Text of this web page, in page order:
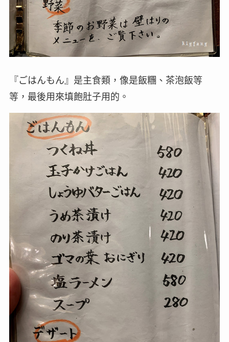
『ごはんもん』是主食類，像是飯糰、茶泡飯等
等，最後用來填飽肚子用的。